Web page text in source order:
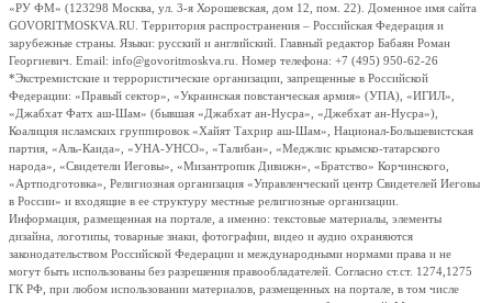
«РУ ФМ» (123298 Москва, ул. 3-я Хорошевская, дом 12, пом. 22). Доменное имя сайта
GOVORITMOSKVA.RU. Территория распространения – Российская Федерация и
зарубежные страны. Языки: русский и английский. Главный редактор Бабаян Роман
Георгиевич. Email: info@govoritmoskva.ru. Номер телефона: +7 (495) 950-62-26
*Экстремистские и террористические организации, запрещенные в Российской
Федерации: «Правый сектор», «Украинская повстанческая армия» (УПА), «ИГИЛ»,
«Джабхат Фатх аш-Шам» (бывшая «Джабхат ан-Нусра», «Джебхат ан-Нусра»),
Коалиция исламских группировок «Хайят Тахрир аш-Шам», Национал-Большевистская
партия, «Аль-Каида», «УНА-УНСО», «Талибан», «Меджлис крымско-татарского
народа», «Свидетели Иеговы», «Мизантропик Дивижн», «Братство» Корчинского,
«Артподготовка», Религиозная организация «Управленческий центр Свидетелей Иеговы
в России» и входящие в ее структуру местные религиозные организации.
Информация, размещенная на портале, а именно: текстовые материалы, элементы
дизайна, логотипы, товарные знаки, фотографии, видео и аудио охраняются
законодательством Российской Федерации и международными нормами права и не
могут быть использованы без разрешения правообладателей. Согласно ст.ст. 1274,1275
ГК РФ, при любом использовании материалов, размещенных на портале, в том числе